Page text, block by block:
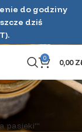
do godziny
dziś
0 0,00
pasieki'"